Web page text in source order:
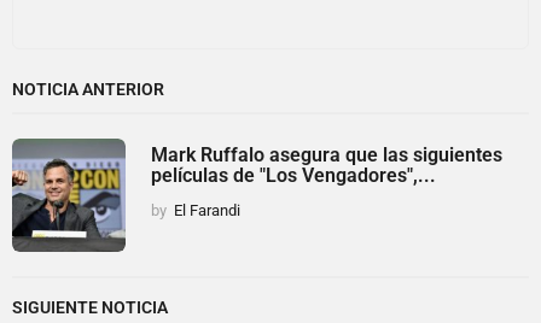
NOTICIA ANTERIOR
Mark Ruffalo asegura que las siguientes
películas de "Los Vengadores",...
by El Farandi
SIGUIENTE NOTICIA